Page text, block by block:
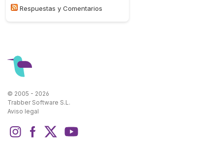
Respuestas y Comentarios
© 2005 - 2026
Trabber Software S.L.
Aviso legal